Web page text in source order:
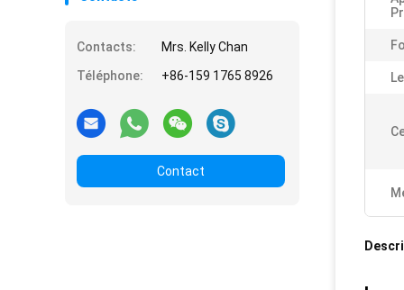
Contacts:
Mrs. Kelly Chan
Téléphone:
+86-159 1765 8926
Contact